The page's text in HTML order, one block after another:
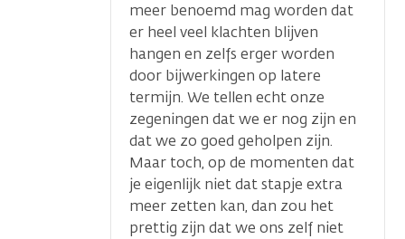
meer benoemd mag worden dat
er heel veel klachten blijven
hangen en zelfs erger worden
door bijwerkingen op latere
termijn. We tellen echt onze
zegeningen dat we er nog zijn en
dat we zo goed geholpen zijn.
Maar toch, op de momenten dat
je eigenlijk niet dat stapje extra
meer zetten kan, dan zou het
prettig zijn dat we ons zelf niet